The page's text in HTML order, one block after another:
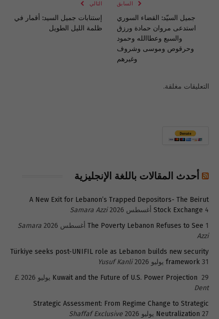
السابق
جميل السيّد: القضاء السوري
استدعى مروان حمادة ورزق
والسبع وعطاالله وحمود
وحرقوص وموسى وشروف
وغيرهم
التالي
إستنابات جميل السيد: أقمار في
ظلمة الليل الطويل
التعليقات مغلقة.
أحدث المقالات باللغة الإنجليزية
A New Exit for Lebanon’s Trapped Depositors- The Beirut
Stock Exchange 4 أغسطس 2026
Samara Azzi
The Poverty Lebanon Refuses to See 1 أغسطس 2026
Samara
Azzi
Türkiye seeks post-UNIFIL role as Lebanon builds new security
framework 31 يوليو 2026
Yusuf Kanli
Kuwait and the Future of U.S. Power Projection 29 يوليو 2026
E.
Dent
Strategic Assessment: From Regime Change to Strategic
Neutralization 27 يوليو 2026 Shaffaf Exclusive